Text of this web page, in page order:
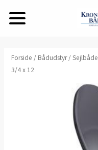
Forside / Bådudstyr/Sejlbåde
3/4 x 12